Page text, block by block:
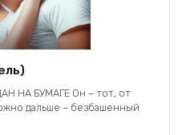
НА БУМАГЕ Он – тот, от
дальше – безбашенный